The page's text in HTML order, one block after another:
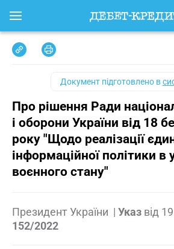
Документ підготовлено в
Про рішення Ради
і оборони України від 18
року "Щодо реалізації
інформаційної політики в
воєнного стану"
Президент України | Указ від
152/2022